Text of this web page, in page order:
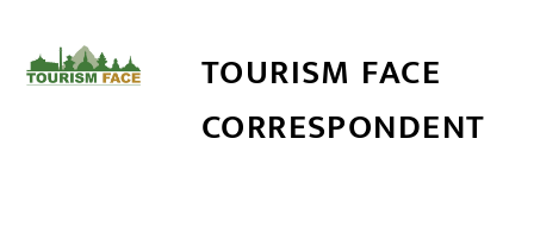
TOURISM FACE
CORRESPONDENT